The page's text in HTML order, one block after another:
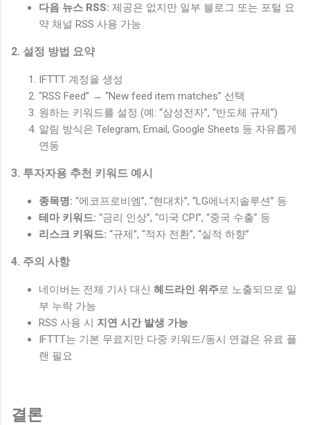
다음 뉴스 RSS: 제공은 없지만 일부 블로그 또는 포털 요
약 채널 RSS 사용 가능
2. 설정 방법 요약
IFTTT 계정을 생성
“RSS Feed” → “New feed item matches” 선택
원하는 키워드를 설정 (예: “삼성전자”, “반도체 규제”)
알림 방식은 Telegram, Email, Google Sheets 등 자유롭게
연동
3. 투자자용 추천 키워드 예시
종목명: “에코프로비엠”, “현대차”, “LG에너지솔루션” 등
테마 키워드: “금리 인상”, “미국 CPI”, “중국 수출” 등
리스크 키워드: “규제”, “적자 전환”, “실적 하향”
4. 주의 사항
네이버는 전체 기사 대신 헤드라인 위주로 노출되므로 일
부 누락 가능
RSS 사용 시 지연 시간 발생 가능
IFTTT는 기본 무료지만 다중 키워드/동시 연결은 유료 플
랜 필요
결론